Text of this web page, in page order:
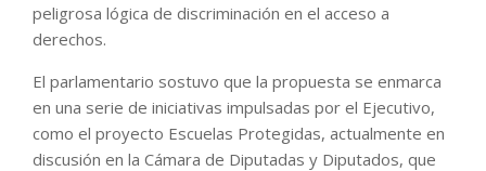
peligrosa lógica de discriminación en el acceso a
derechos.
El parlamentario sostuvo que la propuesta se enmarca
en una serie de iniciativas impulsadas por el Ejecutivo,
como el proyecto Escuelas Protegidas, actualmente en
discusión en la Cámara de Diputadas y Diputados, que